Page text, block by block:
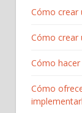
Cómo crear
Cómo crear
Cómo
Cómo